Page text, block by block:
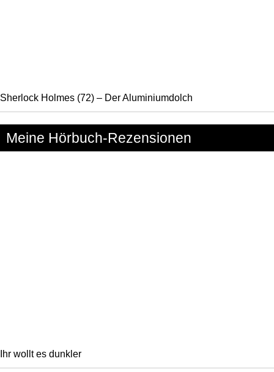
Sherlock Holmes (72) – Der Aluminiumdolch
Meine Hörbuch-Rezensionen
Ihr wollt es dunkler